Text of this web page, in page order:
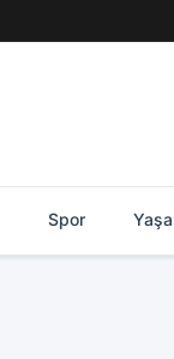
Spor